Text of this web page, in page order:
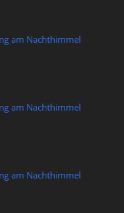
am Nachthimmel
am Nachthimmel
am Nachthimmel